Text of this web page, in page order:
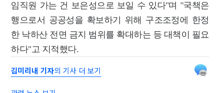
임직원 가는 건 보은성으로 보일 수 있다"며 "국책은
행으로서 공공성을 확보하기 위해 구조조정에 한정
한 낙하산 전면 금지 범위를 확대하는 등 대책이 필요
하다"고 지적했다.
김미리내 기자의 기사 더 보기